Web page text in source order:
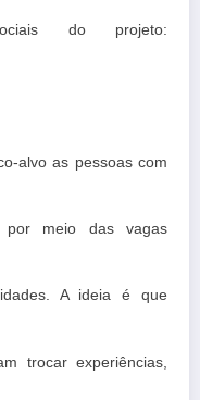
do projeto:
alvo as pessoas com
por meio das vagas
A ideia é que
trocar experiências,